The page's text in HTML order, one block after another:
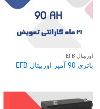
اوربیتال EFB
باتری 90 آمپر اوربیتال EFB